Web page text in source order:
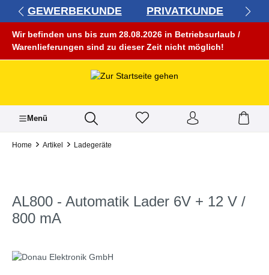
springen
GEWERBEKUNDE PRIVATKUNDE
Wir befinden uns bis zum 28.08.2026 in Betriebsurlaub /
Warenlieferungen sind zu dieser Zeit nicht möglich!
Menü
Home Artikel Ladegeräte
AL800 - Automatik Lader 6V + 12 V /
800 mA